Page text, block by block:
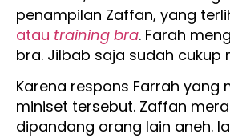
penampilan Zaffan, yang
atau training bra. Farah
bra. Jilbab saja sudah
Karena respons Farrah
miniset tersebut. Zaffan
dipandang orang lain aneh.